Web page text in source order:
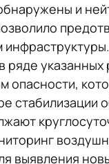
и
ряде указанных
опасности,
стабилизации
выявления